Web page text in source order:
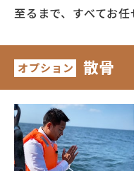
至るまで、すべてお任
オプション 散骨